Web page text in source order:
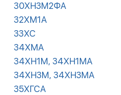
30ХН3М2ФА
32ХМ1А
33ХС
34ХМА
34ХН1М, 34ХН1МА
34ХН3М, 34ХН3МА
35ХГСА